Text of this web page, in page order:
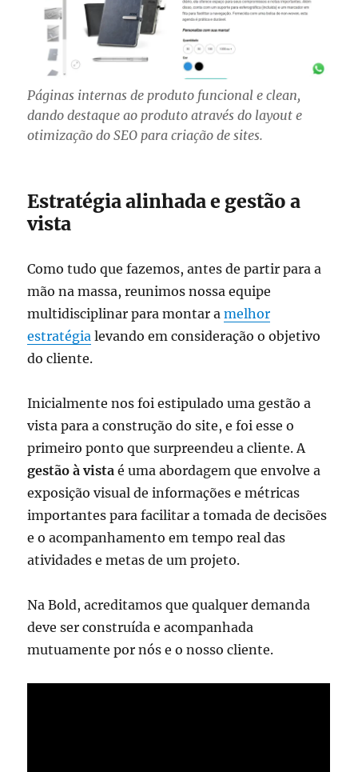
Páginas internas de produto funcional e clean,
dando destaque ao produto através do layout e
otimização do SEO para criação de sites.
Estratégia alinhada e gestão a
vista
Como tudo que fazemos, antes de partir para a
mão na massa, reunimos nossa equipe
multidisciplinar para montar amelhor
estratégia levando em consideração o objetivo
do cliente.
Inicialmente nos foi estipulado uma gestão a
vista para a construção do site, e foi esse o
primeiro ponto que surpreendeu a cliente. A
gestão à vista é uma abordagem que envolve a
exposição visual de informações e métricas
importantes para facilitar a tomada de decisões
e o acompanhamento em tempo real das
atividades e metas de um projeto.
Na Bold, acreditamos que qualquer demanda
deve ser construída e acompanhada
mutuamente por nós e o nosso cliente.